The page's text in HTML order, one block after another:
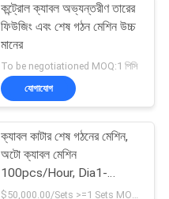
কন্ট্রোল ক্যাবল অভ্যন্তরীণ তারের
ফিউজিং এবং শেষ গঠন মেশিন উচ্চ
মানের
To be negotiationed MOQ:1 পিসি
যোগাযোগ
ক্যাবল কাটার শেষ গঠনের মেশিন,
অটো ক্যাবল মেশিন
100pcs/Hour, Dia1-
2.5mm
$50,000.00/Sets >=1 Sets MOQ:1 পিসি